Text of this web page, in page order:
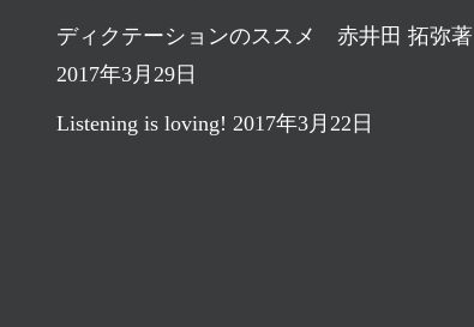
ディクテーションのススメ 赤井田 拓弥著
2017年3月29日
Listening is loving! 2017年3月22日